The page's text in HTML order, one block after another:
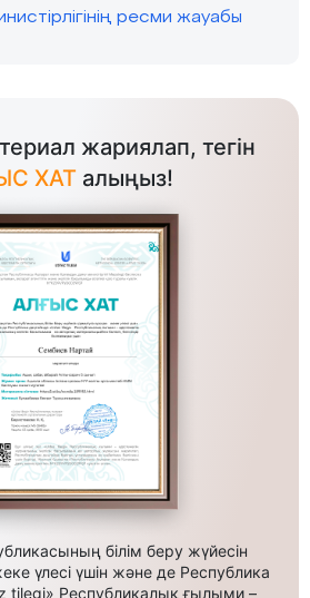
ресми жауабы
жариялап, тегін
ХАТ алыңыз!
білім беру жүйесін
үлесі үшін және де Республика
tilegi» Республикалық ғылыми –